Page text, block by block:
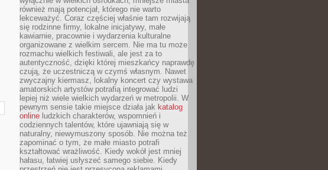
również mają potencjał, którego nie warto
lekceważyć. Coraz częściej właśnie tam rozwijają
się rodzinne firmy, lokalne inicjatywy, małe
kawiarnie, pracownie i wydarzenia kulturalne
organizowane z wielkim sercem. Nie ma tu może
rozmachu wielkich festiwali, ale jest za to
autentyczność, dzięki której mieszkańcy naprawdę
czują, że uczestniczą w czymś własnym. Nawet
zwyczajny kiermasz, lokalny koncert czy wystawa
amatorskich artystów potrafią integrować ludzi
lepiej niż wiele wielkich wydarzeń w metropolii. W
pewnym sensie takie miejsce działa jak katalog
online ludzkich charakterów, wspomnień i
codziennych talentów, które ujawniają się w
naturalny, niewymuszony sposób. Nie można też
zapominać o tym, że małe miasto potrafi
kształtować wrażliwość. Kiedy wokół jest mniej
hałasu, łatwiej usłyszeć samego siebie. Kiedy